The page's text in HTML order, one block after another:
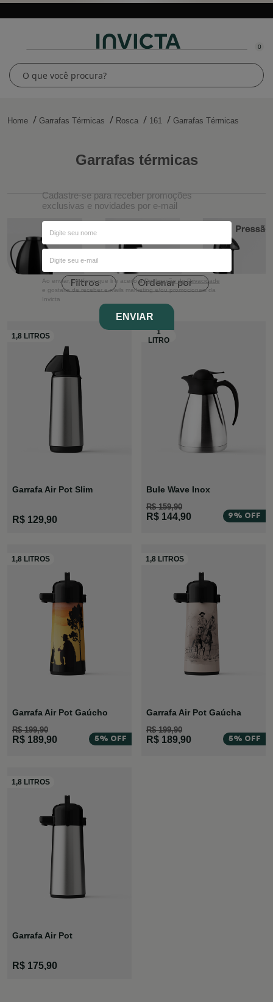
0
Home Garrafas Térmicas Rosca 161 Garrafas Térmicas
garrafas térmicas
Filtros Ordenar por
Garrafa Air Pot Slim
R$ 129,90
Bule Wave Inox
R$ 159,90
R$ 144,90 9% OFF
Garrafa Air Pot Gaúcho
R$ 199,90
R$ 189,90 5% OFF
Garrafa Air Pot Gaúcha
R$ 199,90
R$ 189,90 5% OFF
Garrafa Air Pot
R$ 175,90
Cadastre-se para receber promoções
exclusivas e novidades por e-mail
Ao enviar, confirmo que li e aceito aDeclaração de Privacidade
e gostaria de receber e-mails marketing e/ou promocionais da
Invicta
ENVIAR